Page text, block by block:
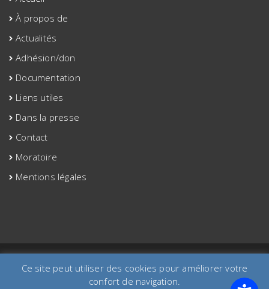
À propos de
Actualités
Adhésion/don
Documentation
Liens utiles
Dans la presse
Contact
Moratoire
Mentions légales
©2020 site créé par aaa-etac.org
Ce site peut utiliser des cookies pour améliorer votre
confort de navigation.